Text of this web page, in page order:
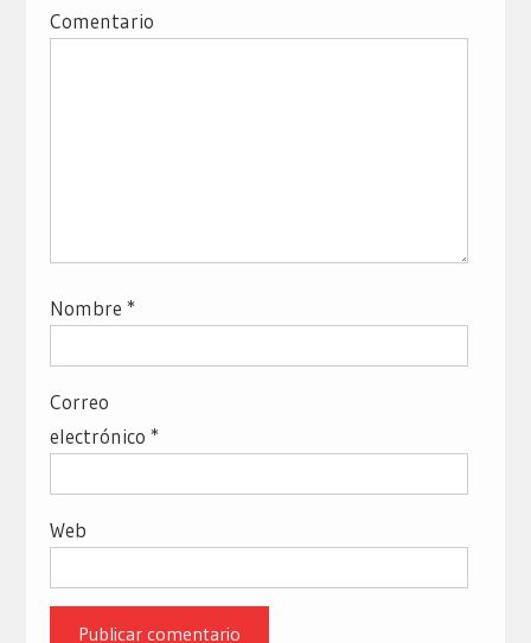
Comentario
Nombre *
Correo
electrónico *
Web